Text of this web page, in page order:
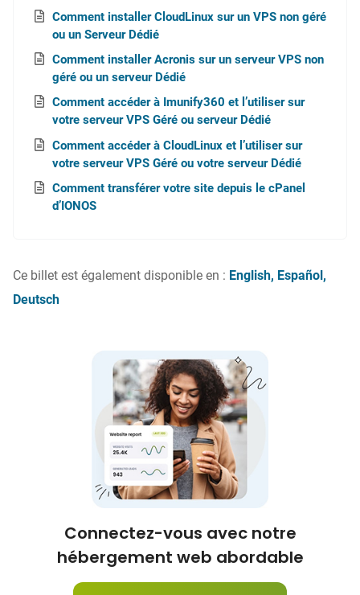
Comment installer CloudLinux sur un VPS non géré
ou un Serveur Dédié
Comment installer Acronis sur un serveur VPS non
géré ou un serveur Dédié
Comment accéder à Imunify360 et l’utiliser sur
votre serveur VPS Géré ou serveur Dédié
Comment accéder à CloudLinux et l’utiliser sur
votre serveur VPS Géré ou votre serveur Dédié
Comment transférer votre site depuis le cPanel
d’IONOS
Ce billet est également disponible en : English Español
Deutsch
Connectez-vous avec notre
hébergement web abordable